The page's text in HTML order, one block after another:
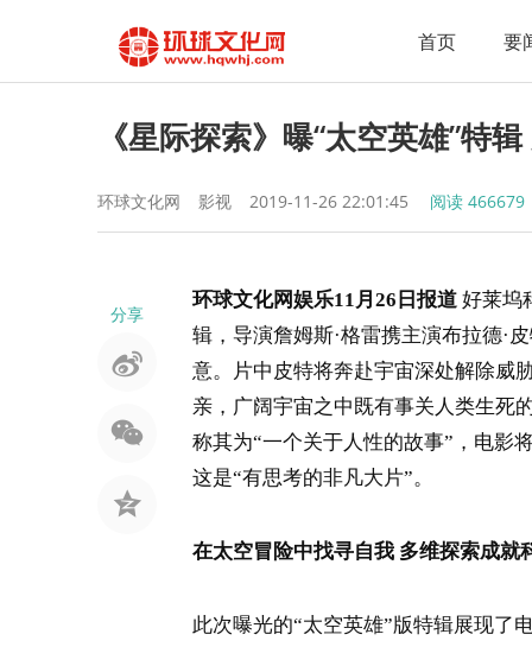
首页 要
分享
《星际探索》曝“太空英雄”特
环球文化网 影视 2019-11-26 22:01:45 阅读 466679
环球文化网娱乐11月26日报道 好莱坞
辑，导演詹姆斯·格雷携主演布拉德·
意。片中皮特将奔赴宇宙深处解除威
亲，广阔宇宙之中既有事关人类生死
称其为“一个关于人性的故事”，电影
这是“有思考的非凡大片”。
在太空冒险中找寻自我 多维探索成就
此次曝光的“太空英雄”版特辑展现了